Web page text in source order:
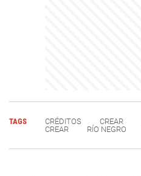
TAGS CRÉDITOS CREAR
CREAR
RÍO NEGRO